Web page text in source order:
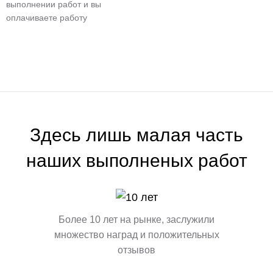
выполнении работ и вы
оплачиваете работу
Здесь лишь малая часть
наших выполненых работ
Более 10 лет на рынке, заслужили
множество наград и положительных
отзывов